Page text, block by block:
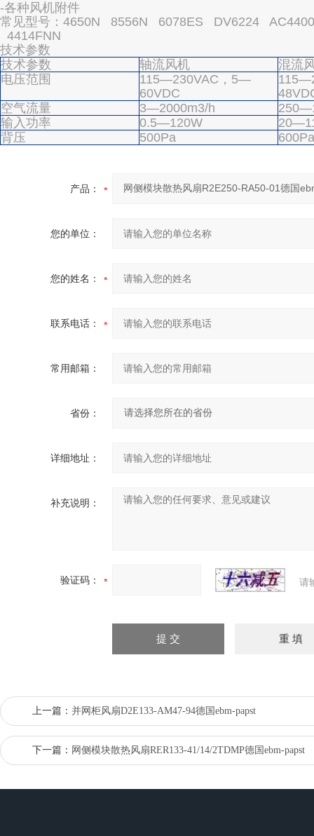
-各种风机附件
常见型号：4650N 8556N 6078ES DV6224
4414FNN
技术参数
技术参数
轴流风机
混流
电压范围
115—230VAC，5—
60VDC
空气流量
3—2000m3/h
输入功率
0.5—120W
背压
500Pa 600Pa
产品：
您的单位：
您的姓名：
联系电话：
常用邮箱：
省份：
详细地址：
补充说明：
验证码： 请
上一篇： 并网柜风扇D2E133-AM47-94德国ebm-papst
下一篇： 网侧模块散热风扇RER133-41/14/2TDMP德国ebm-papst